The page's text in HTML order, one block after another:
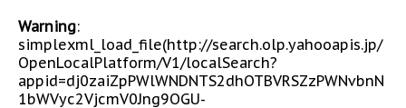
Warning:
simplexml_load_file(http://search.olp.yahooapis.jp/
OpenLocalPlatform/V1/localSearch?
appid=dj0zaiZpPWlWNDNTS2dhOTBVRSZzPWNvbnN
1bWVyc2VjcmV0Jng9OGU-